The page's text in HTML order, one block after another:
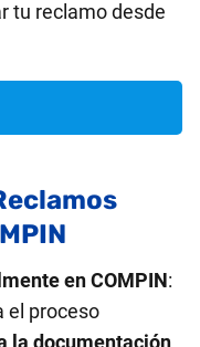
tu reclamo desde
en COMPIN:
el proceso
la documentación